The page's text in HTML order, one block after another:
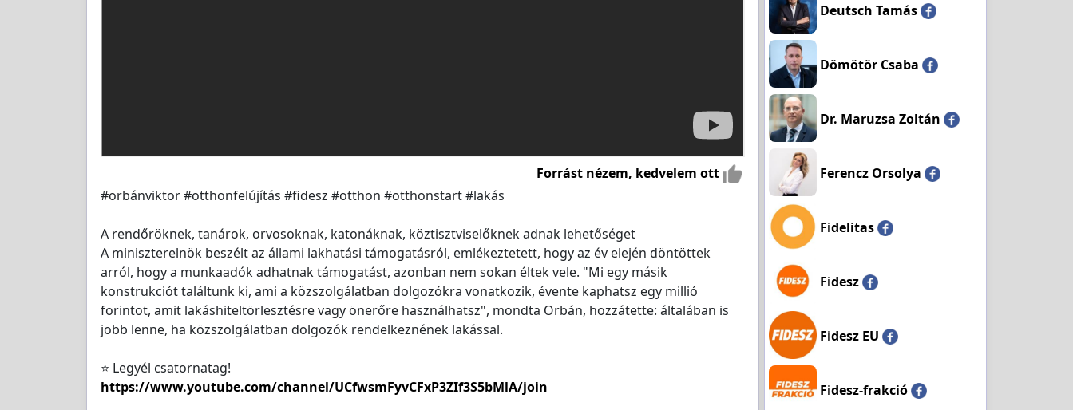
Forrást nézem, kedvelem ott
#orbánviktor #otthonfelújítás #fidesz #otthon #otthonstart #lakás
A rendőröknek, tanárok, orvosoknak, katonáknak, köztisztviselőknek adnak lehetőséget
A miniszterelnök beszélt az állami lakhatási támogatásról, emlékeztetett, hogy az év elején döntöttek
arról, hogy a munkaadók adhatnak támogatást, azonban nem sokan éltek vele. "Mi egy másik
konstrukciót találtunk ki, ami a közszolgálatban dolgozókra vonatkozik, évente kaphatsz egy millió
forintot, amit lakáshiteltörlesztésre vagy önerőre használhatsz", mondta Orbán, hozzátette: általában is
jobb lenne, ha közszolgálatban dolgozók rendelkeznének lakással.
⭐ Legyél csatornatag!
https://www.youtube.com/channel/UCfwsmFyvCFxP3ZIf3S5bMlA/join
Deutsch Tamás
Dömötör Csaba
Dr. Maruzsa Zoltán
Ferencz Orsolya
Fidelitas
Fidesz
Fidesz EU
Fidesz-frakció